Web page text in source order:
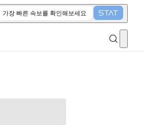
가장 빠른 속보를 확인해보세요